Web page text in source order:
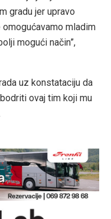
gradu jer upravo
mladim
mogući način”,
uz konstataciju da
ovaj tim koji mu